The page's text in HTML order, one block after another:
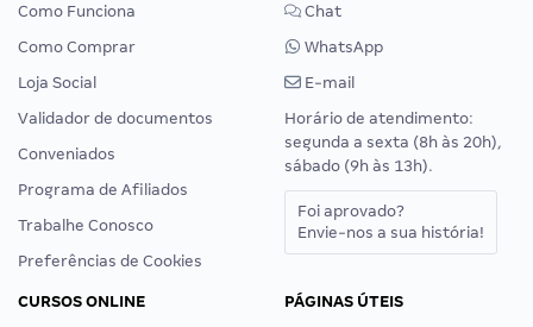
Como Funciona
Como Comprar
Loja Social
Validador de documentos
Conveniados
Programa de Afiliados
Trabalhe Conosco
Preferências de Cookies
Chat
WhatsApp
E-mail
Horário de atendimento:
segunda a sexta (8h às 20h),
sábado (9h às 13h).
Foi aprovado?
Envie-nos a sua história!
CURSOS ONLINE
PÁGINAS ÚTEIS